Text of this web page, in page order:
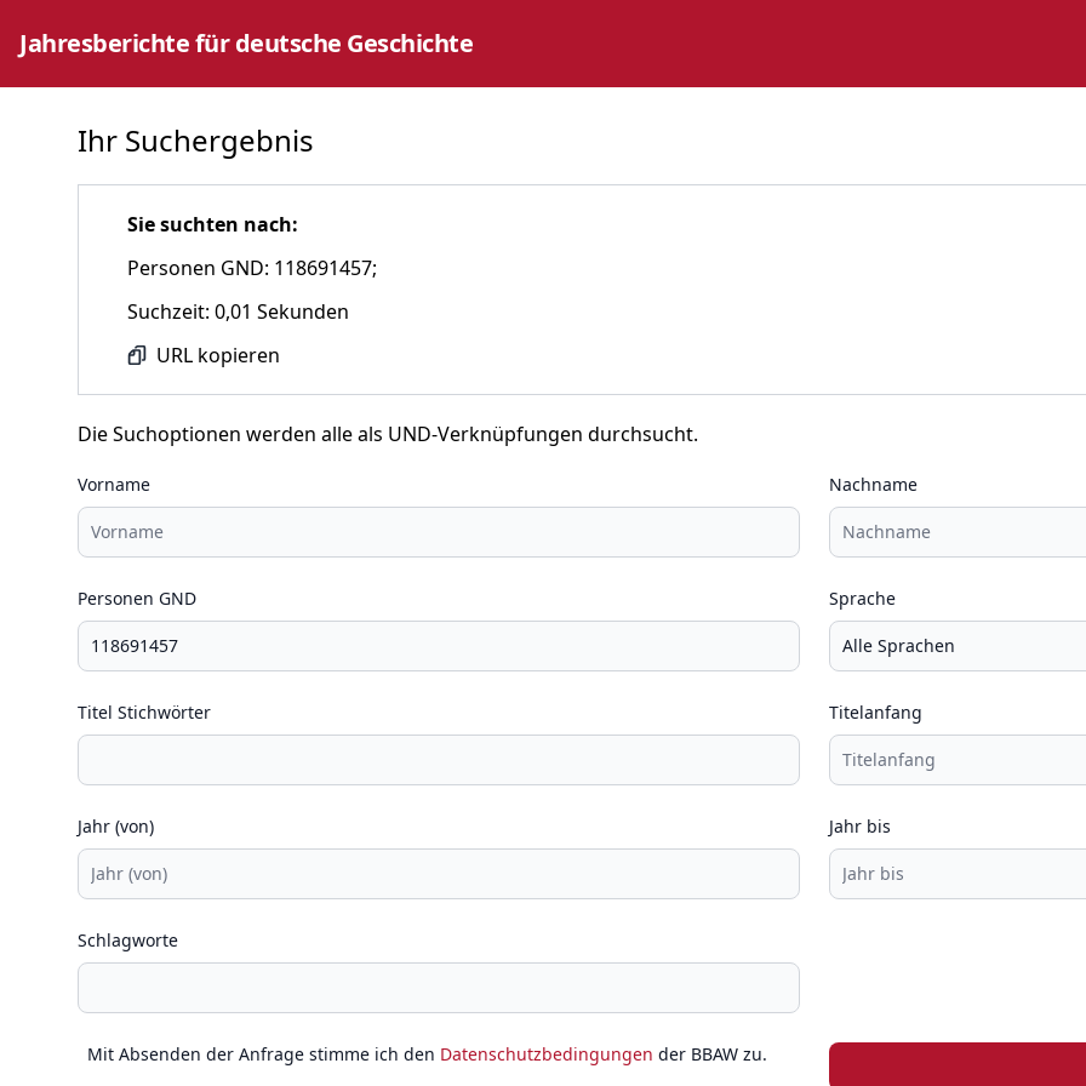
Jahresberichte für deutsche Geschichte
Ihr Suchergebnis
Sie suchten nach:
Personen GND: 118691457;
Suchzeit: 0,01 Sekunden
URL kopieren
Die Suchoptionen werden alle als UND-Verknüpfungen durchsucht.
Vorname Nachname
Personen GND Sprache
Titel Stichwörter Titelanfang
Jahr (von) Jahr bis
Schlagworte
Mit Absenden der Anfrage stimme ich den Datenschutzbedingungen der BBAW zu.